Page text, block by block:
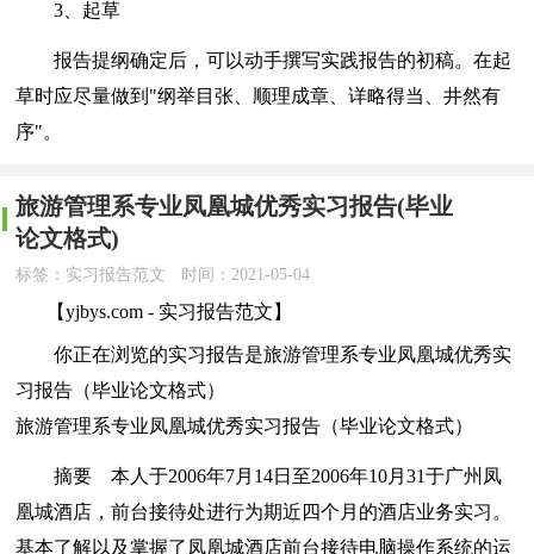
3、起草
报告提纲确定后，可以动手撰写实践报告的初稿。在起
草时应尽量做到"纲举目张、顺理成章、详略得当、井然有
序"。
旅游管理系专业凤凰城优秀实习报告(毕业
论文格式)
标签：实习报告范文 时间：2021-05-04
【yjbys.com - 实习报告范文】
你正在浏览的实习报告是旅游管理系专业凤凰城优秀实
习报告（毕业论文格式）
旅游管理系专业凤凰城优秀实习报告（毕业论文格式）
摘要 本人于2006年7月14日至2006年10月31于广州凤
凰城酒店，前台接待处进行为期近四个月的酒店业务实习。
基本了解以及掌握了凤凰城酒店前台接待电脑操作系统的运